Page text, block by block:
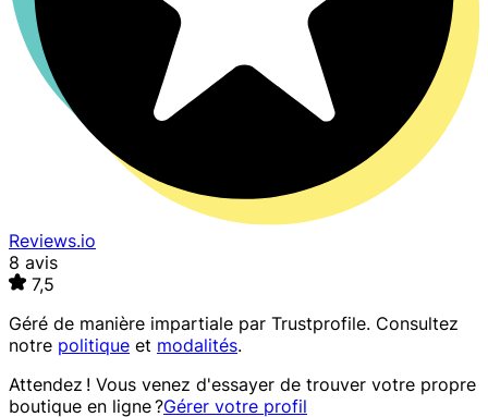
Reviews.io
8 avis
7,5
Géré de manière impartiale par Trustprofile. Consultez
notre politique et modalités.
Attendez ! Vous venez d'essayer de trouver votre propre
boutique en ligne ?Gérer votre profil